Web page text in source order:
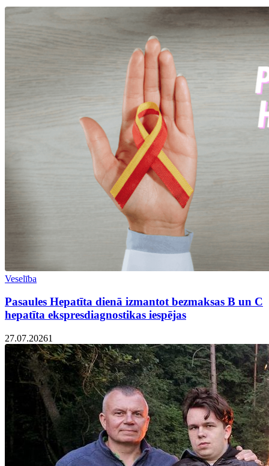
Veselība
Pasaules Hepatīta dienā izmantot bezmaksas B un C
hepatīta ekspresdiagnostikas iespējas
27.07.20261